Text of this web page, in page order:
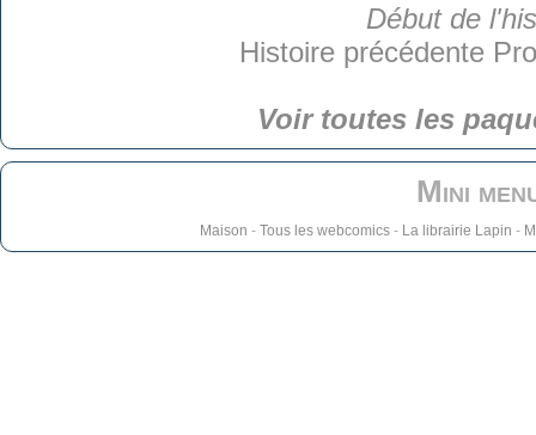
Début de
Histoire précédente
Voir toutes les
Mini
Maison - Tous les webcomics- La librairie Lapin -